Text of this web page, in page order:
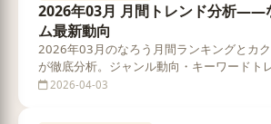
2026年03月 月間トレンド分析——
ム最新動向
2026年03月のなろう月間ランキングとカ
が徹底分析。ジャンル動向・キーワードト
向をデータで解説します
2026-04-03